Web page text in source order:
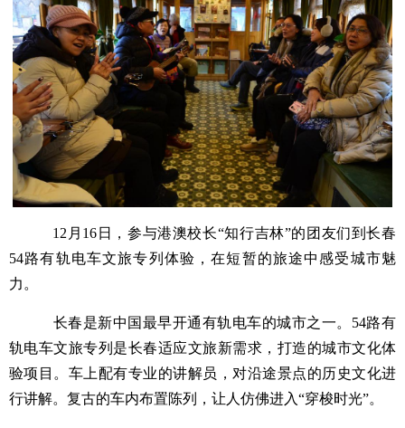
12月16日，参与港澳校长“知行吉林”的团友们到长春
54路有轨电车文旅专列体验，在短暂的旅途中感受城市魅
力。
长春是新中国最早开通有轨电车的城市之一。54路有
轨电车文旅专列是长春适应文旅新需求，打造的城市文化体
验项目。车上配有专业的讲解员，对沿途景点的历史文化进
行讲解。复古的车内布置陈列，让人仿佛进入“穿梭时光”。